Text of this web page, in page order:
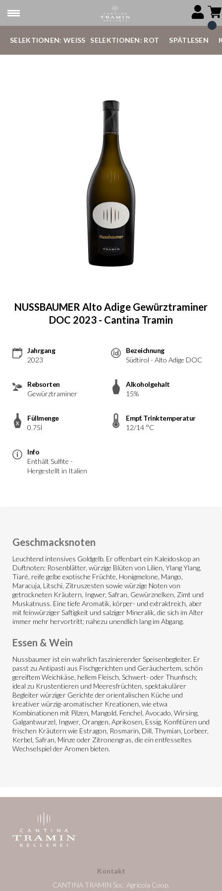
SELEKTIONEN: WEISS SELEKTIONEN: ROT SPÄTLESEN
NUSSBAUMER Alto Adige Gewürztraminer
DOC 2023 - Cantina Tramin
Jahrgang
2023
Bezeichnung
Südtirol - Alto Adige DOC
Rebsorten
Gewürztraminer
Alkoholgehalt
15%
Füllmenge
0.75l
Empf. Trinktemperatur
12/14 °C
Info
Enthält Sulfite -
Hergestellt in Italien
Geschmacksnoten
Leuchtend intensives Goldgelb. Er offenbart ein Kaleidoskop an
Duftnoten: Rosenblätter, würzige Blüten von Lilien, Ylang Ylang,
Tiaré, reife gelbe exotische Früchte, Honigmelone, Mango,
Maracuja, Litschi, Zitruszesten sowie würzige Noten von
getrockneten Kräutern, Ingwer, Safran, Gewürznelken, Zimt und
Muskatnuss. Eine tiefe Aromatik, körper- und extraktreich, aber
mit feinwürziger Saftigkeit und salziger Mineralik, die sich im Alter
immer mehr hervortritt; nahezu unendlich lang im Abgang.
Essen & Wein
Nussbaumer ist ein wahrlich faszinierender Speisenbegleiter. Er
passt zu Antipasti aus Fischgerichten und Geräuchertem, schön
gereiftem Weichkäse, hellem Fleisch, Schwert- oder Thunfisch;
ideal zu Krustentieren und Meeresfrüchten, spektakulärer
Begleiter würziger Gerichte der orientalischen Küche und
kreativer würzig-aromatischer Kreationen, wie etwa
Kombinationen mit Pilzen, Mangold, Fenchel, Avocado, Wirsing,
Galgantwurzel, Ingwer, Orangen, Aprikosen, Essig, Konfitüren und
frischen Kräutern wie Estragon, Rosmarin, Dill, Thymian, Lorbeer,
Kerbel, Safran, Minze oder Zitronengras, die ein entfesseltes
Wechselspiel der Aromen bieten.
Kontakt
CANTINA TRAMIN Soc. Agricola Coop.